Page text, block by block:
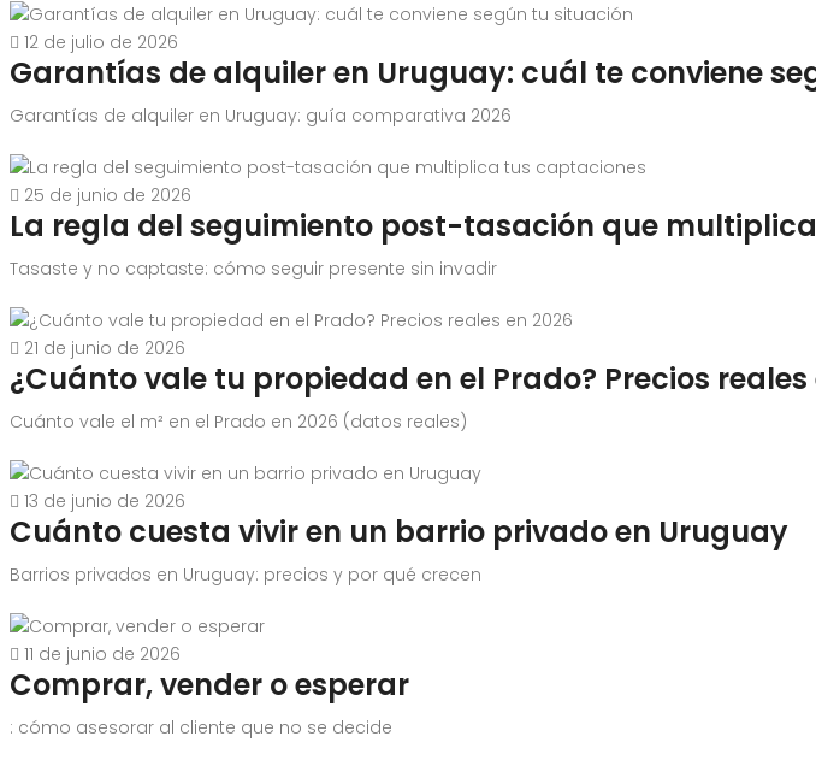
12 de julio de 2026
Garantías de alquiler en Uruguay: cuál te conviene
Garantías de alquiler en Uruguay: guía comparativa 2026
25 de junio de 2026
La regla del seguimiento post-tasación que
Tasaste y no captaste: cómo seguir presente sin invadir
21 de junio de 2026
¿Cuánto vale tu propiedad en el Prado? Precios reales
Cuánto vale el m² en el Prado en 2026 (datos reales)
13 de junio de 2026
Cuánto cuesta vivir en un barrio privado en Uruguay
Barrios privados en Uruguay: precios y por qué crecen
11 de junio de 2026
Comprar, vender o esperar
: cómo asesorar al cliente que no se decide